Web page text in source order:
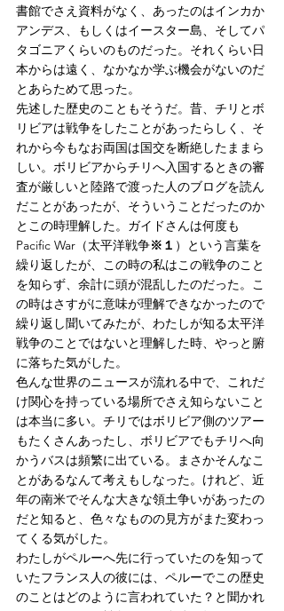
書館でさえ資料がなく、あったのはインカか
アンデス、もしくはイースター島、そしてパ
タゴニアくらいのものだった。それくらい日
本からは遠く、なかなか学ぶ機会がないのだ
とあらためて思った。
先述した歴史のこともそうだ。昔、チリとボ
リビアは戦争をしたことがあったらしく、そ
れから今もなお両国は国交を断絶したままら
しい。ボリビアからチリへ入国するときの審
査が厳しいと陸路で渡った人のブログを読ん
だことがあったが、そういうことだったのか
とこの時理解した。ガイドさんは何度も
Pacific War（太平洋戦争※１ ）という言葉を
繰り返したが、この時の私はこの戦争のこと
を知らず、余計に頭が混乱したのだった。こ
の時はさすがに意味が理解できなかったので
繰り返し聞いてみたが、わたしが知る太平洋
戦争のことではないと理解した時、やっと腑
に落ちた気がした。
色んな世界のニュースが流れる中で、これだ
け関心を持っている場所でさえ知らないこと
は本当に多い。チリではボリビア側のツアー
もたくさんあったし、ボリビアでもチリへ向
かうバスは頻繁に出ている。まさかそんなこ
とがあるなんて考えもしなった。けれど、近
年の南米でそんな大きな領土争いがあったの
だと知ると、色々なものの見方がまた変わっ
てくる気がした。
わたしがペルーへ先に行っていたのを知って
いたフランス人の彼には、ペルーでこの歴史
のことはどのように言われていた？と聞かれ